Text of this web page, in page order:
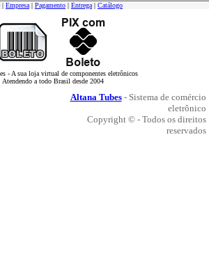
| Empresa | Pagamento | Entrega | Catálogo
- A sua loja virtual de componentes eletrônicos
Atendendo a todo Brasil desde 2004
Altana Tubes- Sistema de comércio
eletrônico
Copyright © - Todos os direitos
reservados